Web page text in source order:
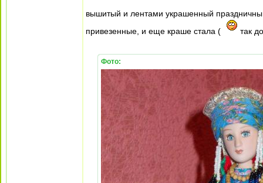
вышитый и лентами украшенный
привезенные, и еще краше стала (
так
Фото: